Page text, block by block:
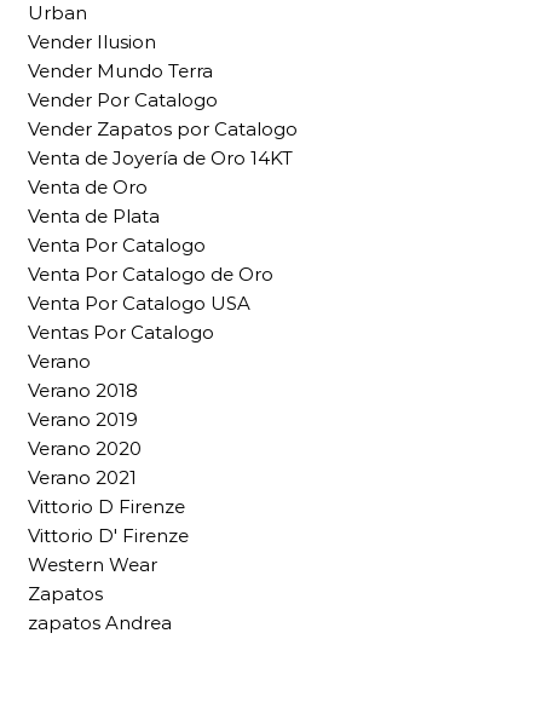
Urban
Vender Ilusion
Vender Mundo Terra
Vender Por Catalogo
Vender Zapatos por Catalogo
Venta de Joyería de Oro 14KT
Venta de Oro
Venta de Plata
Venta Por Catalogo
Venta Por Catalogo de Oro
Venta Por Catalogo USA
Ventas Por Catalogo
Verano
Verano 2018
Verano 2019
Verano 2020
Verano 2021
Vittorio D Firenze
Vittorio D' Firenze
Western Wear
Zapatos
zapatos Andrea